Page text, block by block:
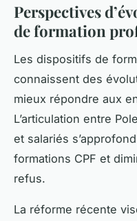
Perspectives
de formation
Les dispositifs de
connaissent des
mieux répondre aux
L’articulation entre
et salariés
formations CPF et
refus.
La réforme récente